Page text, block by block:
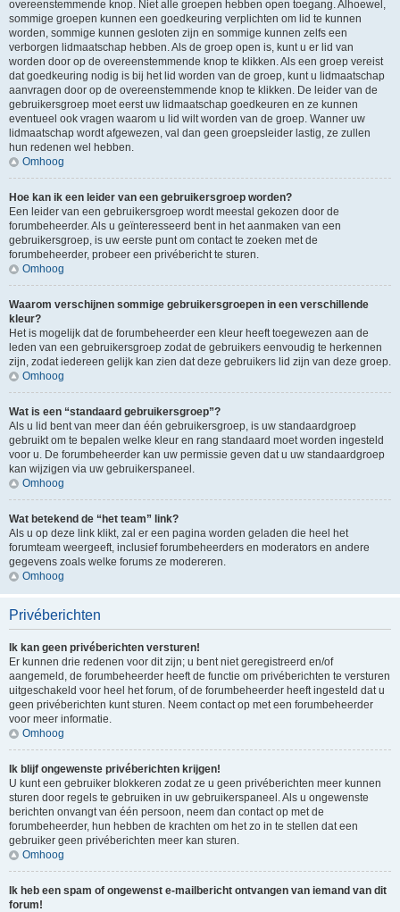
overeenstemmende knop. Niet alle groepen hebben open toegang. Alhoewel,
sommige groepen kunnen een goedkeuring verplichten om lid te kunnen
worden, sommige kunnen gesloten zijn en sommige kunnen zelfs een
verborgen lidmaatschap hebben. Als de groep open is, kunt u er lid van
worden door op de overeenstemmende knop te klikken. Als een groep vereist
dat goedkeuring nodig is bij het lid worden van de groep, kunt u lidmaatschap
aanvragen door op de overeenstemmende knop te klikken. De leider van de
gebruikersgroep moet eerst uw lidmaatschap goedkeuren en ze kunnen
eventueel ook vragen waarom u lid wilt worden van de groep. Wanner uw
lidmaatschap wordt afgewezen, val dan geen groepsleider lastig, ze zullen
hun redenen wel hebben.
Omhoog
Hoe kan ik een leider van een gebruikersgroep worden?
Een leider van een gebruikersgroep wordt meestal gekozen door de
forumbeheerder. Als u geïnteresseerd bent in het aanmaken van een
gebruikersgroep, is uw eerste punt om contact te zoeken met de
forumbeheerder, probeer een privébericht te sturen.
Omhoog
Waarom verschijnen sommige gebruikersgroepen in een verschillende
kleur?
Het is mogelijk dat de forumbeheerder een kleur heeft toegewezen aan de
leden van een gebruikersgroep zodat de gebruikers eenvoudig te herkennen
zijn, zodat iedereen gelijk kan zien dat deze gebruikers lid zijn van deze groep.
Omhoog
Wat is een “standaard gebruikersgroep”?
Als u lid bent van meer dan één gebruikersgroep, is uw standaardgroep
gebruikt om te bepalen welke kleur en rang standaard moet worden ingesteld
voor u. De forumbeheerder kan uw permissie geven dat u uw standaardgroep
kan wijzigen via uw gebruikerspaneel.
Omhoog
Wat betekend de “het team” link?
Als u op deze link klikt, zal er een pagina worden geladen die heel het
forumteam weergeeft, inclusief forumbeheerders en moderators en andere
gegevens zoals welke forums ze modereren.
Omhoog
Privéberichten
Ik kan geen privéberichten versturen!
Er kunnen drie redenen voor dit zijn; u bent niet geregistreerd en/of
aangemeld, de forumbeheerder heeft de functie om privéberichten te versturen
uitgeschakeld voor heel het forum, of de forumbeheerder heeft ingesteld dat u
geen privéberichten kunt sturen. Neem contact op met een forumbeheerder
voor meer informatie.
Omhoog
Ik blijf ongewenste privéberichten krijgen!
U kunt een gebruiker blokkeren zodat ze u geen privéberichten meer kunnen
sturen door regels te gebruiken in uw gebruikerspaneel. Als u ongewenste
berichten onvangt van één persoon, neem dan contact op met de
forumbeheerder, hun hebben de krachten om het zo in te stellen dat een
gebruiker geen privéberichten meer kan sturen.
Omhoog
Ik heb een spam of ongewenst e-mailbericht ontvangen van iemand van dit
forum!